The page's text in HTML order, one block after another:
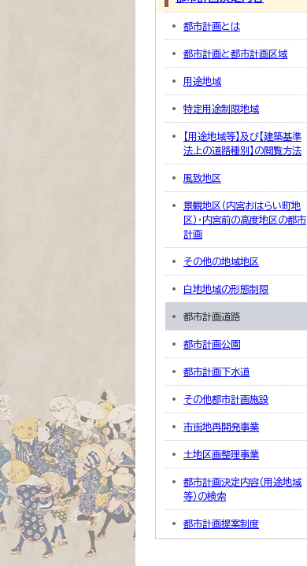
都市計画とは
都市計画と都市計画区域
用途地域
特定用途制限地域
【用途地域等】及び【建築基準
法上の道路種別】の閲覧方法
風致地区
景観地区（内宮おはらい町地
区）・内宮前の高度地区の都市
計画
その他の地域地区
白地地域の形態制限
都市計画道路
都市計画公園
都市計画下水道
その他都市計画施設
市街地再開発事業
土地区画整理事業
都市計画決定内容（用途地域
等）の検索
都市計画提案制度